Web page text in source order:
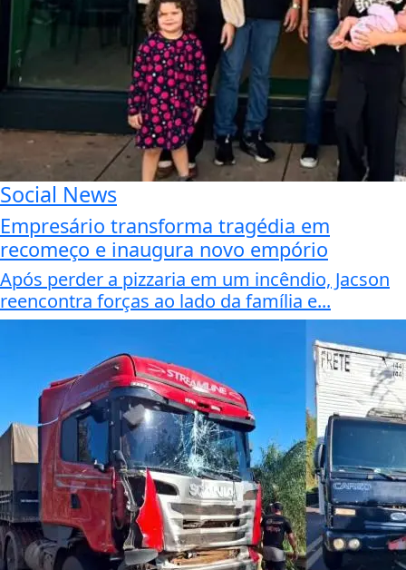
Social News
Empresário transforma tragédia em
recomeço e inaugura novo empório
Após perder a pizzaria em um incêndio, Jacson
reencontra forças ao lado da família e...